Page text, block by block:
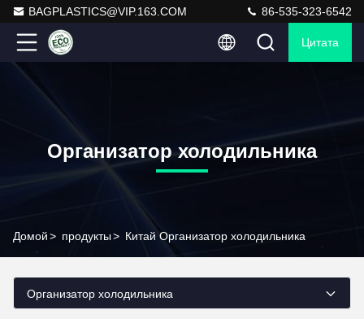
BAGPLASTICS@VIP.163.COM 86-535-323-6542
Цитата
Организатор холодильника
Домой> продукты> Китай Организатор холодильника
Организатор холодильника